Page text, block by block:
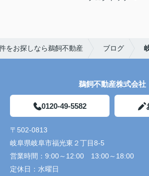
をお探しなら鵜飼不動産 ブログ
鵜飼不動産株式会社
0120-49-5582
〒502-0813
岐阜県岐阜市福光東２丁目8-5
営業時間： 9:00～12:00 13:00～18:00
定休日： 水曜日